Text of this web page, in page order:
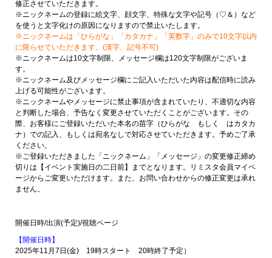
修正させていただきます。
※ニックネームの登録に絵文字、顔文字、特殊な文字や記号（♡＆）など
を使うと文字化けの原因になりますので禁止いたします。
※ニックネームは「ひらがな」「カタカナ」「英数字」のみで10文字以内
に限らせていただきます。(漢字、記号不可)
※ニックネームは10文字制限、メッセージ欄は120文字制限がございま
す。
※ニックネーム及びメッセージ欄にご記入いただいた内容は配信時に読み
上げる可能性がございます。
※ニックネームやメッセージに禁止事項が含まれていたり、不適切な内容
と判断した場合、予告なく変更させていただくことがございます。その
際、お客様にご登録いただいた本名の苗字（ひらがな もしく はカタカ
ナ）での記入、もしくは宛名なしで対応させていただきます。予めご了承
ください。
※ご登録いただきました「ニックネーム」「メッセージ」の変更修正締め
切りは【イベント実施日の二日前】までとなります。リミスタ会員マイペ
ージからご変更いただけます。また、お問い合わせからの修正変更は承れ
ません。
開催日時/出演(予定)/視聴ページ
【開催日時】
2025年11月7日(金) 19時スタート 20時終了予定）